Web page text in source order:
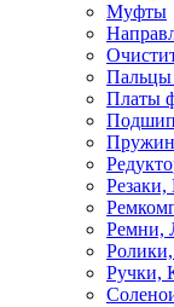
Муфты
Пальцы
Платы
Ремни,
Ручки,